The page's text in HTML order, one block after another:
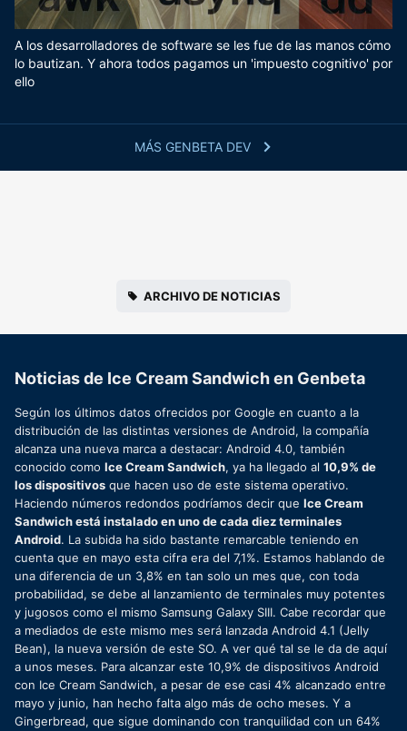
MÁS GENBETA DEV
A los desarrolladores de software se les fue de las manos cómo
lo bautizan. Y ahora todos pagamos un 'impuesto cognitivo' por
ello
ARCHIVO DE NOTICIAS
Noticias de Ice Cream Sandwich en Genbeta
Según los últimos datos ofrecidos por Google en cuanto a la
distribución de las distintas versiones de Android, la compañía
alcanza una nueva marca a destacar: Android 4.0, también
conocido como Ice Cream Sandwich, ya ha llegado al 10,9% de
los dispositivos que hacen uso de este sistema operativo.
Haciendo números redondos podríamos decir que Ice Cream
Sandwich está instalado en uno de cada diez terminales
Android. La subida ha sido bastante remarcable teniendo en
cuenta que en mayo esta cifra era del 7,1%. Estamos hablando de
una diferencia de un 3,8% en tan solo un mes que, con toda
probabilidad, se debe al lanzamiento de terminales muy potentes
y jugosos como el mismo Samsung Galaxy SIII. Cabe recordar que
a mediados de este mismo mes será lanzada Android 4.1 (Jelly
Bean), la nueva versión de este SO. A ver qué tal se le da de aquí
a unos meses. Para alcanzar este 10,9% de dispositivos Android
con Ice Cream Sandwich, a pesar de ese casi 4% alcanzado entre
mayo y junio, han hecho falta algo más de ocho meses. Y a
Gingerbread, que sigue dominando con tranquilidad con un 64%